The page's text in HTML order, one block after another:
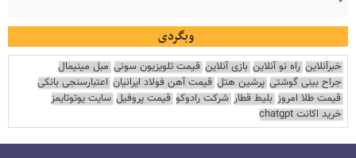
وبگردی
خبرآنلاین راه نو آنلاین بازی آنلاین قیمت تلویزیون سونی مبل مینیمال
جراح بینی گوشتی پرشین هتل قیمت آهن فولاد ایرانیان اعتبارسنجی بانکی
قیمت طلا امروز بلیط قطار شرکت رادوکو قیمت پروفیل سایت یوتوتایمز
خرید اکانت chatgpt